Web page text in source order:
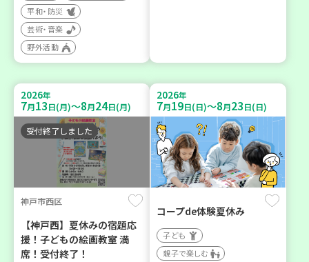
平和・防災
芸術・音楽
野外活動
2026年
7月13日(月)～8月24日(月)
受付終了しました
神戸市西区
【神戸西】夏休みの宿題応
援！子どもの絵画教室 満
席！受付終了！
2026年
7月19日(日)～8月23日(日)
コープde体験夏休み
子ども
親子で楽しむ